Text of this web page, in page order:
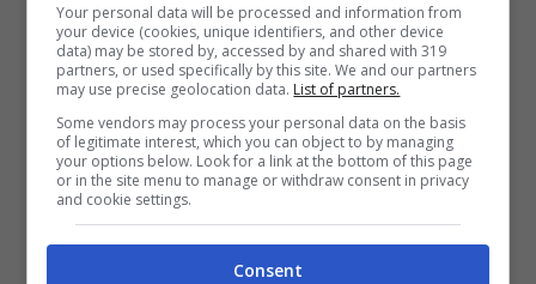
Multa di 800 euro se leghi la bici: sanzioni immediate -
viagginews.com
La questione giunta al Consiglio di Stato è
Your personal data will be processed and information from
your device (cookies, unique identifiers, and other device
data) may be stored by, accessed by and shared with 319
partners, or used specifically by this site. We and our partners
may use precise geolocation data. List of partners.
Some vendors may process your personal data on the basis
of legitimate interest, which you can object to by managing
your options below. Look for a link at the bottom of this page
or in the site menu to manage or withdraw consent in privacy
and cookie settings.
Consent